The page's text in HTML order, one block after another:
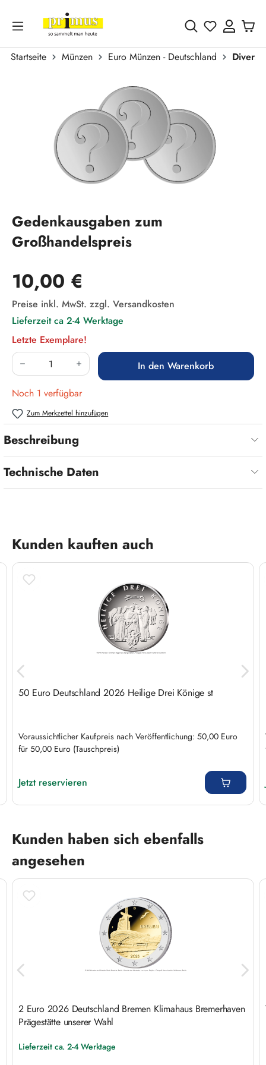
Zum Hauptinhalt springen
Du hast 0
Startseite Münzen Euro Münzen - Deutschland
Gedenkausgaben zum
Großhandelspreis
Regulärer Preis:
10,00 €
Preise inkl. MwSt. zzgl. Versandkosten
Lieferzeit ca 2-4 Werktage
Letzte Exemplare!
Produkt Anzahl: Gib den gewünschten Wert
In den Warenkorb
Noch 1 verfügbar
Zum Merkzettel hinzufügen
Beschreibung
Technische Daten
Produktgalerie überspringen
Kunden kauften auch
50 Euro Deutschland 2026 Heilige Drei Könige st
Voraussichtlicher Kaufpreis nach Veröffentlichung: 50,00 Euro
für 50,00 Euro (Tauschpreis)
Jetzt reservieren
Produktgalerie überspringen
Kunden haben sich ebenfalls
angesehen
2 Euro 2026 Deutschland Bremen Klimahaus Bremerhaven
Prägestätte unserer Wahl
Lieferzeit ca. 2-4 Werktage